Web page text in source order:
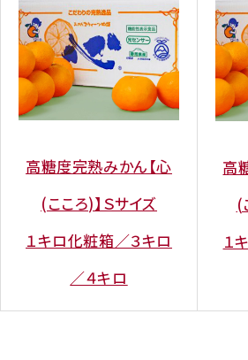
高糖度完熟みかん【心
(こころ)】Ｓサイズ
１キロ化粧箱／３キロ
／４キロ
高
(
１